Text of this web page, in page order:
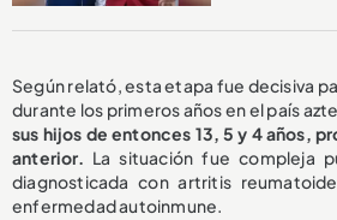
Según relató, esta etapa fue decisiva
durante los primeros años en el país
sus hijos de entonces 13, 5 y 4 años,
anterior. La situación fue compleja
diagnosticada con artritis
enfermedad autoinmune.